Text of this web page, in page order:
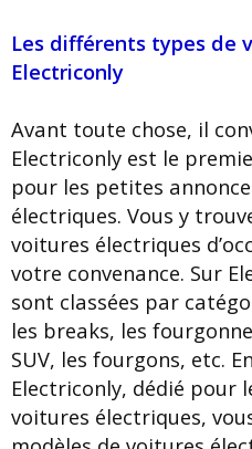
Les différents types de
Electriconly
Avant toute chose, il
Electriconly est le
pour les petites
électriques. Vous y
voitures électriques
votre convenance. Sur
sont classées par
les breaks, les
SUV, les fourgons, etc.
Electriconly, dédié pour
voitures électriques,